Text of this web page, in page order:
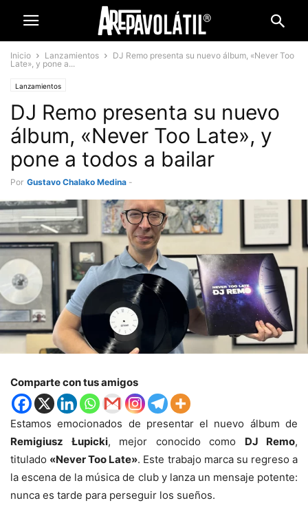
Inicio Lanzamientos
DJ Remo presenta su nuevo álbum, «Never Too
Late», y pone a...
Lanzamientos
DJ Remo presenta su nuevo
álbum, «Never Too Late», y
pone a todos a bailar
Por Gustavo Chalako Medina -
Comparte con tus amigos
Estamos emocionados de presentar el nuevo álbum de
Remigiusz Łupicki, mejor conocido como DJ Remo,
titulado «Never Too Late». Este trabajo marca su regreso a
la escena de la música de club y lanza un mensaje potente:
nunca es tarde para perseguir los sueños.